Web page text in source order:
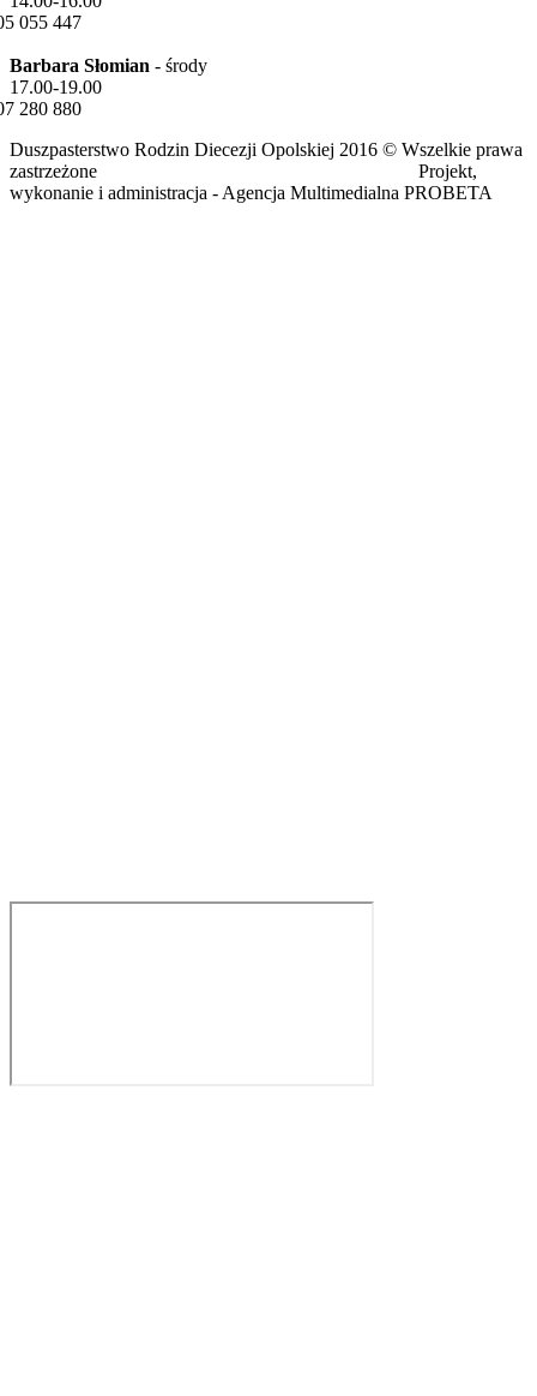
055 447
Barbara Słomian - środy
17.00-19.00
280 880
Duszpasterstwo Rodzin Diecezji Opolskiej 2016 © Wszelkie prawa
zastrzeżone Projekt,
wykonanie i administracja - Agencja Multimedialna PROBETA